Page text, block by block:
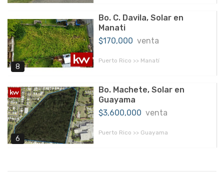
8
Bo. C. Davila, Solar en
Manati
$170,000 venta
Puerto Rico >> Manatí
6
Bo. Machete, Solar en
Guayama
$3,600,000 venta
Puerto Rico >> Guayama